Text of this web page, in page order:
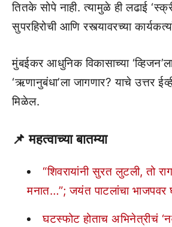
तितके सोपे नाही. त्यामुळे ही लढाई
सुपरहिरोची आणि रस्त्यावरच्या
मुंबईकर आधुनिक विकासाच्या
‘ऋणानुबंधा’ला जागणार? याचे उत्तर
मिळेल.
📌 महत्वाच्या बातम्या
“शिवरायांनी सुरत लुटली, तो
मनात…”; जयंत पाटलांचा भाजपवर
घटस्फोट होताच अभिनेत्रीचं